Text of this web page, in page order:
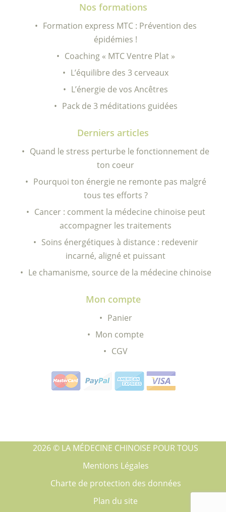
Nos formations
Formation express MTC : Prévention des
épidémies !
Coaching « MTC Ventre Plat »
L’équilibre des 3 cerveaux
L’énergie de vos Ancêtres
Pack de 3 méditations guidées
Derniers articles
Quand le stress perturbe le fonctionnement de
ton coeur
Pourquoi ton énergie ne remonte pas malgré
tous tes efforts ?
Cancer : comment la médecine chinoise peut
accompagner les traitements
Soins énergétiques à distance : redevenir
incarné, aligné et puissant
Le chamanisme, source de la médecine chinoise
Mon compte
Panier
Mon compte
CGV
2026 © LA MÉDECINE CHINOISE POUR TOUS
Mentions Légales
Charte de protection des données
Plan du site